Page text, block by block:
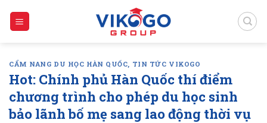
CẨM NANG DU HỌC HÀN QUỐC, TIN TỨC VIKOGO
Hot: Chính phủ Hàn Quốc thí điểm
chương trình cho phép du học sinh
bảo lãnh bố mẹ sang lao động thời vụ